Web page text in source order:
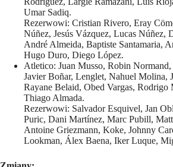
Umar Sadiq.
Rezerwowi: Cristian Rivero, Eray
Núñez, Jesús Vázquez, Lucas Núñez,
André Almeida, Baptiste Santamaria,
Hugo Duro, Diego López.
Atletico: Juan Musso, Robin
Javier Boñar, Lenglet, Nahuel Molina,
Rayane Belaid, Obed Vargas, Rodrigo
Thiago Almada.
Rezerwowi: Salvador Esquivel, Jan
Puric, Dani Martínez, Marc Pubill,
Antoine Griezmann, Koke, Johnny
Lookman, Álex Baena, Iker Luque,